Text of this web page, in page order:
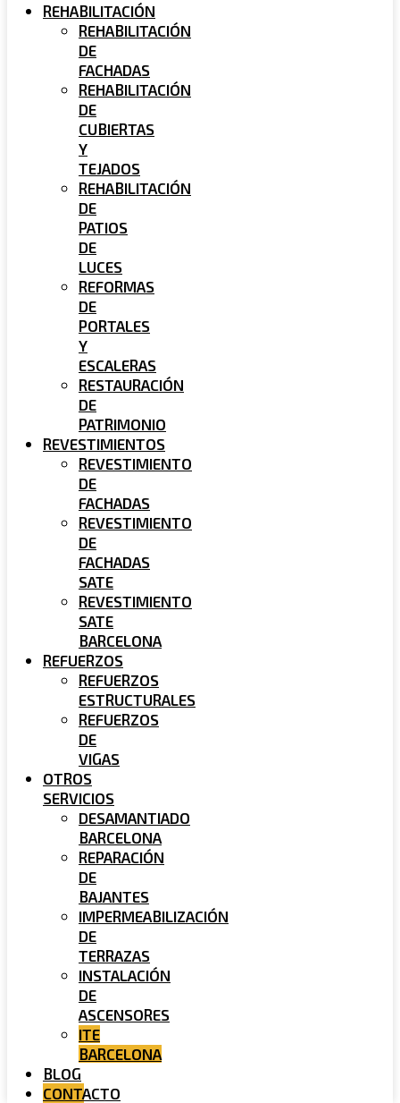
REHABILITACIÓN
REHABILITACIÓN
DE
FACHADAS
REHABILITACIÓN
DE
CUBIERTAS
Y
TEJADOS
REHABILITACIÓN
DE
PATIOS
DE
LUCES
REFORMAS
DE
PORTALES
Y
ESCALERAS
RESTAURACIÓN
DE
PATRIMONIO
REVESTIMIENTOS
REVESTIMIENTO
DE
FACHADAS
REVESTIMIENTO
DE
FACHADAS
SATE
REVESTIMIENTO
SATE
BARCELONA
REFUERZOS
REFUERZOS
ESTRUCTURALES
REFUERZOS
DE
VIGAS
OTROS
SERVICIOS
DESAMANTIADO
BARCELONA
REPARACIÓN
DE
BAJANTES
IMPERMEABILIZACIÓN
DE
TERRAZAS
INSTALACIÓN
DE
ASCENSORES
ITE
BARCELONA
BLOG
CONTACTO